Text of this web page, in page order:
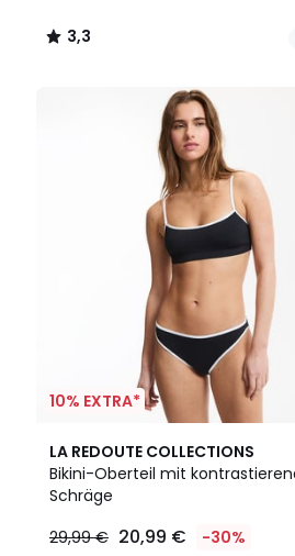
€ 3,3
/
10% EXTRA*
LA REDOUTE COLLECTIONS
Bikini-Oberteil mit
Schräge
29,99 € 20,99 € -30%